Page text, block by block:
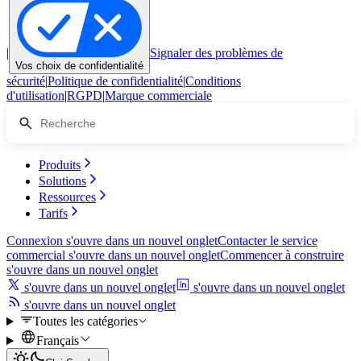
|
Vos choix de confidentialité
Signaler des problèmes de
sécurité|Politique de confidentialité|Conditions
d'utilisation|RGPD|Marque commerciale
Produits
Solutions
Ressources
Tarifs
Connexion s'ouvre dans un nouvel ongletContacter le service
commercial s'ouvre dans un nouvel ongletCommencer à construire
s'ouvre dans un nouvel onglet
s'ouvre dans un nouvel onglet
s'ouvre dans un nouvel onglet
s'ouvre dans un nouvel onglet
Toutes les catégories
Français